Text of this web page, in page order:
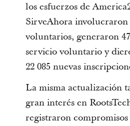
los esfuerzos de
SirveAhora involucraron
voluntarios, generaron
servicio voluntario y
22 085 nuevas
La misma actualización
gran interés en
registraron compromisos